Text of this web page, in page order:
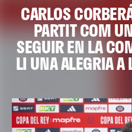
CARLOS
PARTIT COM
SEGUIR EN LA
LI UNA ALEGRIA A